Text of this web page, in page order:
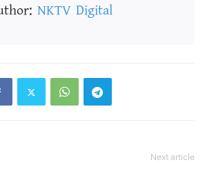
NKTV Digital
Next article